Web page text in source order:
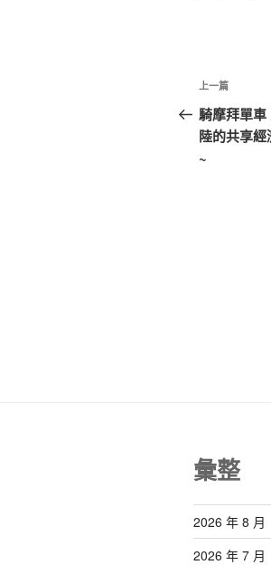
文
章
導
上
一
篇
文
上一篇
騎摩拜單
陸的共享
~
彙整
2026 年 8 月
2026 年 7 月